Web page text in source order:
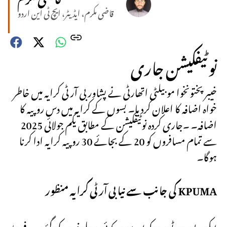
قاضی مکرم، ایڈیٹر، ایچ ٹی این اردو
نوٹیفکیشن جاری
خیبر پختونخوا موبیلٹی اتھارٹی نے پشاور بی آر ٹی کرایہ میں خاطر
خواہ اضافہ کا اعلان کردیا۔ بسوں کے کرایہ میں دس روپیہ کا
اضافہ۔ ۔جاری کردہ نوٹیفکیشن کے مطابق یکم جولائی 2025
سے تمام مسافروں کو 20 کے بجائے 30 روپیہ کرایہ ادا کرنا
ہوگا۔
کی جانب سے نیا بی آر ٹی کرایہ منظور KPUMA